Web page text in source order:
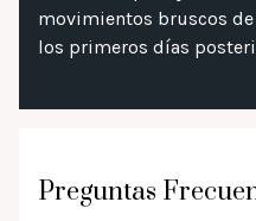
movimientos bruscos
los primeros días
Preguntas